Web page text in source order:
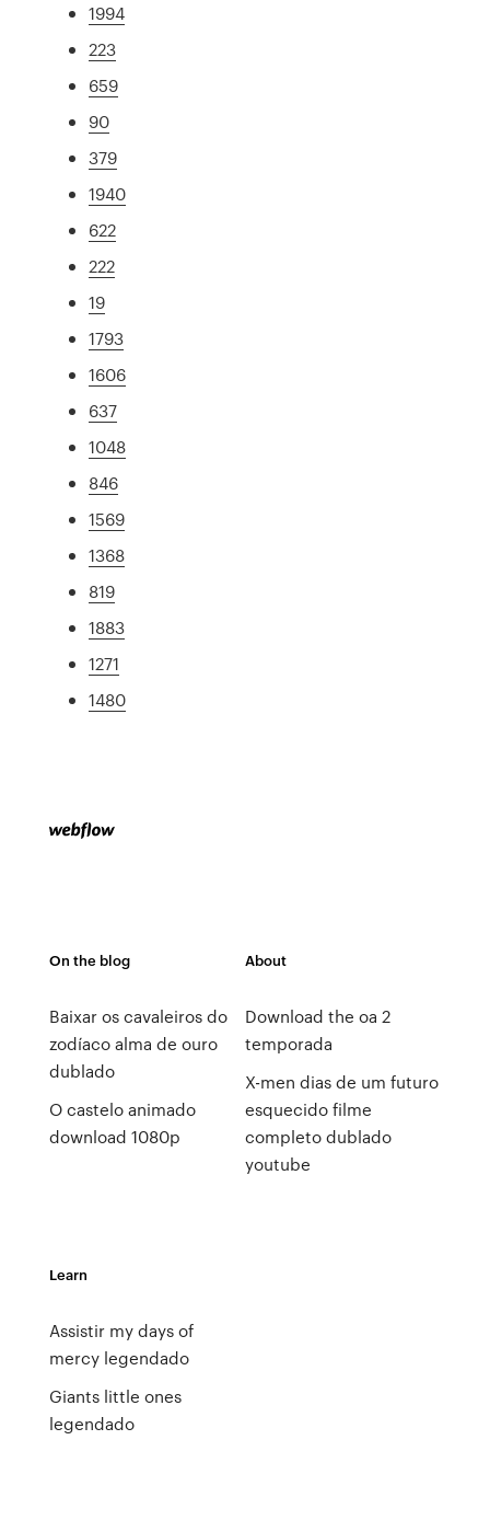
1994
223
659
90
379
1940
622
222
19
1793
1606
637
1048
846
1569
1368
819
1883
1271
1480
On the blog
Baixar os cavaleiros do
zodíaco alma de ouro
dublado
O castelo animado
download 1080p
About
Download the oa 2
temporada
X-men dias de um futuro
esquecido filme
completo dublado
youtube
Learn
Assistir my days of
mercy legendado
Giants little ones
legendado